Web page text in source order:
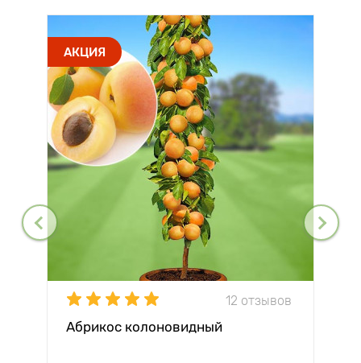
АКЦИЯ
12 отзывов
Абрикос колоновидный